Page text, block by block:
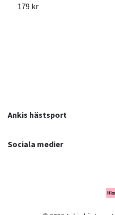
179 kr
Ankis hästsport
Sociala medier